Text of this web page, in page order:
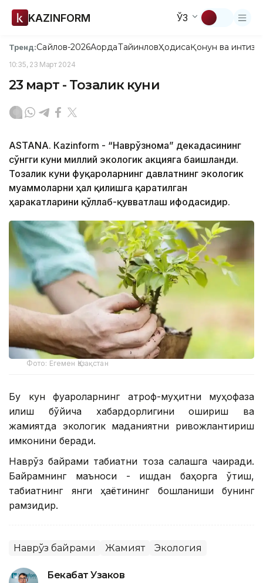
KAZINFORM ЎЗ
Тренд:Сайлов-2026АқордаТайинловҲодисаҚонун ва
10:35, 23 Март 2024
23 март - Тозалик куни
ASTANА. Кazinform - “Наврўзнома” декадасининг
сўнгги куни миллий экологик акцияга бағишланди.
Тозалик куни фуқароларнинг давлатнинг экологик
муаммоларни ҳал қилишга қаратилган
ҳаракатларини қўллаб-қувватлаш ифодасидир.
Фото: Егемен Қазақстан
Бу кун фуқароларнинг атроф-муҳитни муҳофаза
қилиш бўйича хабардорлигини ошириш ва
жамиятда экологик маданиятни ривожлантириш
имконини беради.
Наврўз байрами табиатни тоза сақлашга чақиради.
Байрамнинг маъноси - қишдан баҳорга ўтиш,
табиатнинг янги ҳаётининг бошланиши бунинг
рамзидир.
Наврўз байрами Жамият Экология
Бекабат Узаков